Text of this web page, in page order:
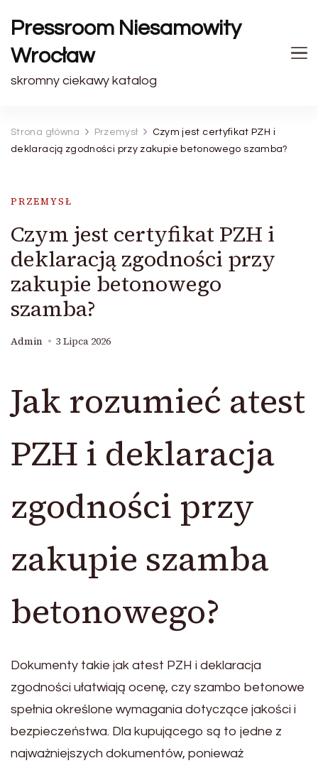
Pressroom Niesamowity
Wrocław
skromny ciekawy katalog
Strona główna Przemysł
Czym jest certyfikat PZH i
deklaracją zgodności przy zakupie betonowego szamba?
PRZEMYSŁ
Czym jest certyfikat PZH i
deklaracją zgodności przy
zakupie betonowego
szamba?
Admin 3 Lipca 2026
Jak rozumieć atest
PZH i deklaracja
zgodności przy
zakupie szamba
betonowego?
Dokumenty takie jak atest PZH i deklaracja
zgodności ułatwiają ocenę, czy szambo betonowe
spełnia określone wymagania dotyczące jakości i
bezpieczeństwa. Dla kupującego są to jedne z
najważniejszych dokumentów, ponieważ